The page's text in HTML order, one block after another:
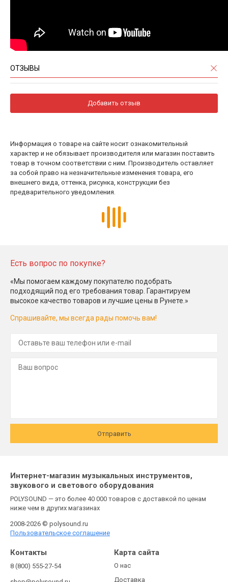
ОТЗЫВЫ
Добавить отзыв
Информация о товаре на сайте носит ознакомительный
характер и не обязывает производителя или магазин поставить
товар в точном соответствии с ним. Производитель оставляет
за собой право на незначительные изменения товара, его
внешнего вида, оттенка, рисунка, конструкции без
предварительного уведомления.
Есть вопрос по покупке?
«Мы помогаем каждому покупателю подобрать
подходящий под его требования товар. Гарантируем
высокое качество товаров и лучшие цены в Рунете.»
Спрашивайте, мы всегда рады помочь вам!
Отправить
Интернет-магазин музыкальных инструментов,
звукового и светового оборудования
POLYSOUND — это более 40 000 товаров с доставкой по ценам
ниже чем в других магазинах
2008-2026 © polysound.ru
Пользовательское соглашение
Контакты
8 (800) 555-27-54
Карта сайта
О нас
Доставка